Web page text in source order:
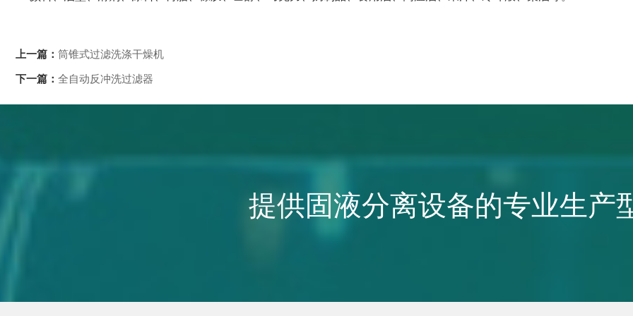
上一篇： 筒锥式过滤洗涤干燥机
下一篇： 全自动反冲洗过滤器
提供固液分离设备的专业生产